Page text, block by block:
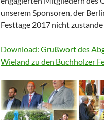
unserem Sponsoren, der
Festtage 2017 nicht
Download: Grußwort des
Wieland zu den Buchholzer